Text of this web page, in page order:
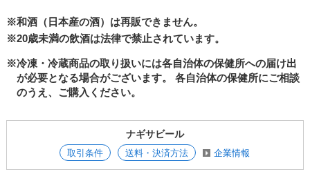
※和酒（日本産の酒）は再販できません。
※20歳未満の飲酒は法律で禁止されています。
※冷凍・冷蔵商品の取り扱いには各自治体の保健所への届け出
が必要となる場合がございます。
各自治体の保健所にご相談
のうえ、ご購入ください。
ナギサビール
取引条件 送料・決済方法 企業情報